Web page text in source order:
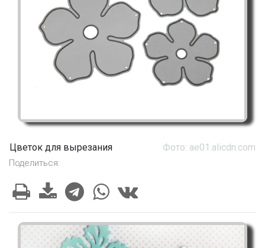
Цветок для вырезания Фото: ae01.alicdn.com
Поделиться: